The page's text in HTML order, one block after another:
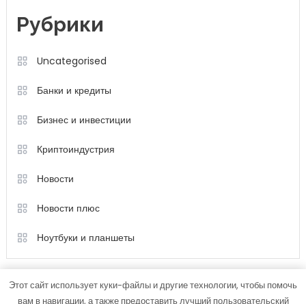
Рубрики
Uncategorised
Банки и кредиты
Бизнес и инвестиции
Криптоиндустрия
Новости
Новости плюс
Ноутбуки и планшеты
Этот сайт использует куки-файлы и другие технологии, чтобы помочь
вам в навигации, а также предоставить лучший пользовательский